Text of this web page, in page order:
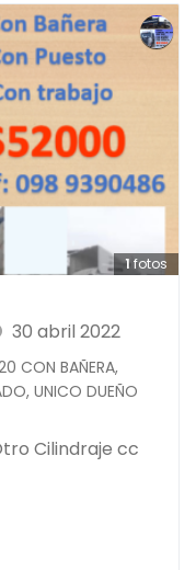
1fotos
30 abril 2022
CON BAÑERA,
UNICO DUEÑO
Cilindraje cc